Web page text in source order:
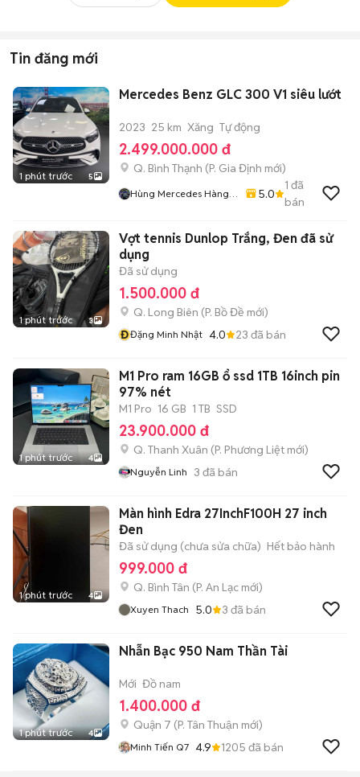
Tin đăng mới
1 phút trước 5
Mercedes Benz GLC 300 V1 siêu lướt
2023 25 km Xăng Tự động
2.499.000.000 đ
Q. Bình Thạnh (P. Gia Định mới)
Hùng Mercedes Hàng
5.0
1 đã
bán
1 phút trước 3
Vợt tennis Dunlop Trắng, Đen đã sử
dụng
Đã sử dụng
1.500.000 đ
Q. Long Biên (P. Bồ Đề mới)
ĐĐặng Minh Nhật 4.0 23 đã bán
1 phút trước 4
M1 Pro ram 16GB ổ ssd 1TB 16inch pin
97% nét
M1 Pro 16 GB 1 TB SSD
23.900.000 đ
Q. Thanh Xuân (P. Phương Liệt mới)
Nguyễn Linh 3 đã bán
1 phút trước 4
Màn hình Edra 27InchF100H 27 inch
Đen
Đã sử dụng (chưa sửa chữa) Hết bảo hành
999.000 đ
Q. Bình Tân (P. An Lạc mới)
Xuyen Thach 5.0 3 đã bán
1 phút trước 4
Nhẫn Bạc 950 Nam Thần Tài
Mới Đồ nam
1.400.000 đ
Quận 7 (P. Tân Thuận mới)
Minh Tiến Q7 4.9 1205 đã bán